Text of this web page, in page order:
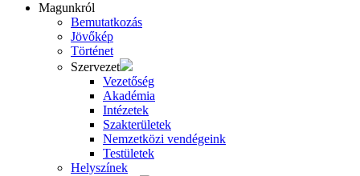
Magunkról
Bemutatkozás
Jövőkép
Történet
Szervezet
Vezetőség
Akadémia
Intézetek
Szakterületek
Nemzetközi vendégeink
Testületek
Helyszínek